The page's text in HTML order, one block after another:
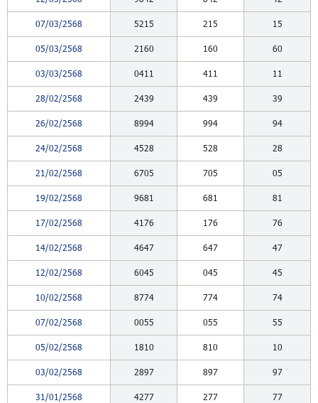
07/03/2568 5215 215 15
05/03/2568 2160 160 60
03/03/2568 0411 411 11
28/02/2568 2439 439 39
26/02/2568 8994 994 94
24/02/2568 4528 528 28
21/02/2568 6705 705 05
19/02/2568 9681 681 81
17/02/2568 4176 176 76
14/02/2568 4647 647 47
12/02/2568 6045 045 45
10/02/2568 8774 774 74
07/02/2568 0055 055 55
05/02/2568 1810 810 10
03/02/2568 2897 897 97
31/01/2568 4277 277 77